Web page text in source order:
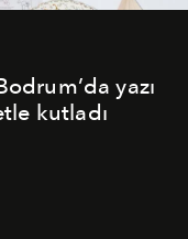
yazı
kutladı